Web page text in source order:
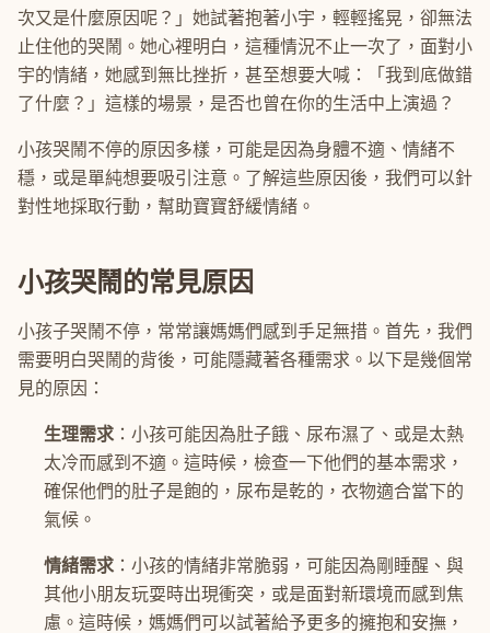
次又是什麼原因呢？」她試著抱著小宇，輕輕搖晃，卻無法
止住他的哭鬧。她心裡明白，這種情況不止一次了，面對小
宇的情緒，她感到無比挫折，甚至想要大喊：「我到底做錯
了什麼？」這樣的場景，是否也曾在你的生活中上演過？
小孩哭鬧不停的原因多樣，可能是因為身體不適、情緒不
穩，或是單純想要吸引注意。了解這些原因後，我們可以針
對性地採取行動，幫助寶寶舒緩情緒。
小孩哭鬧的常見原因
小孩子哭鬧不停，常常讓媽媽們感到手足無措。首先，我們
需要明白哭鬧的背後，可能隱藏著各種需求。以下是幾個常
見的原因：
生理需求 ：小孩可能因為肚子餓、尿布濕了、或是太熱
太冷而感到不適。這時候，檢查一下他們的基本需求，
確保他們的肚子是飽的，尿布是乾的，衣物適合當下的
氣候。
情緒需求 ：小孩的情緒非常脆弱，可能因為剛睡醒、與
其他小朋友玩耍時出現衝突，或是面對新環境而感到焦
慮。這時候，媽媽們可以試著給予更多的擁抱和安撫，